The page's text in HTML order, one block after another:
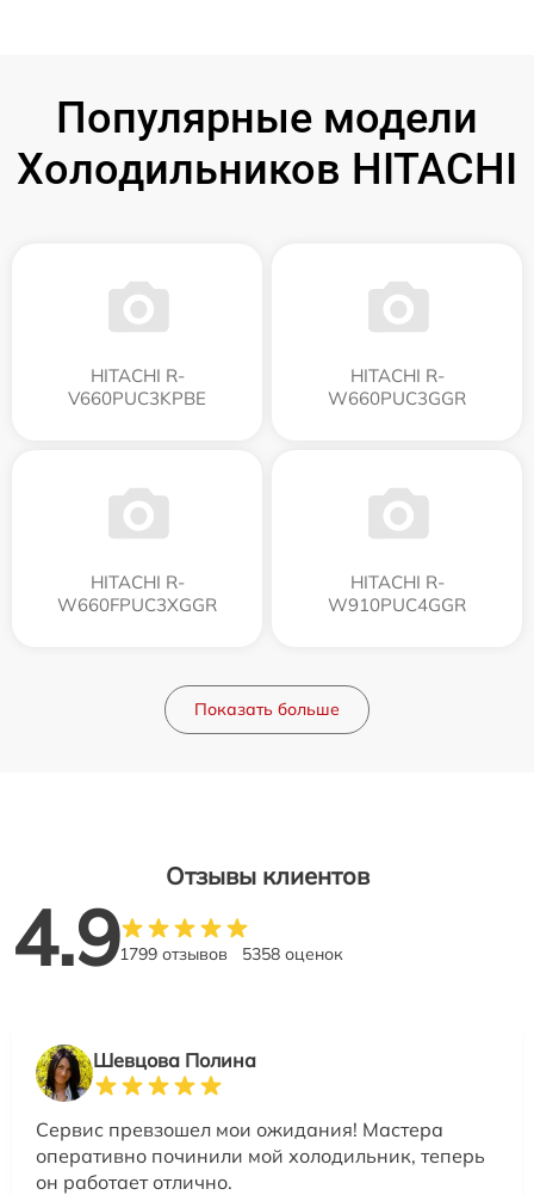
Популярные модели
Холодильников HITACHI
HITACHI R-
V660PUC3KPBE
HITACHI R-
W660PUC3GGR
HITACHI R-
W660FPUC3XGGR
HITACHI R-
W910PUC4GGR
Показать больше
Отзывы клиентов
4.91799 отзывов 5358 оценок
Шевцова Полина
Сервис превзошел мои ожидания! Мастера
оперативно починили мой холодильник, теперь
он работает отлично.